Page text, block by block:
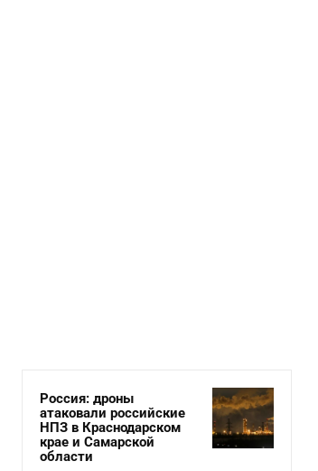
Россия: дроны
атаковали российские
НПЗ в Краснодарском
крае и Самарской
области